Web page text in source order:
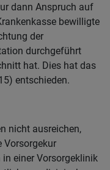
dann Anspruch auf
bewilligte
der
durchgeführt
hat. Dies hat das
entschieden.
nicht ausreichen,
Vorsorgekur
einer Vorsorgeklinik